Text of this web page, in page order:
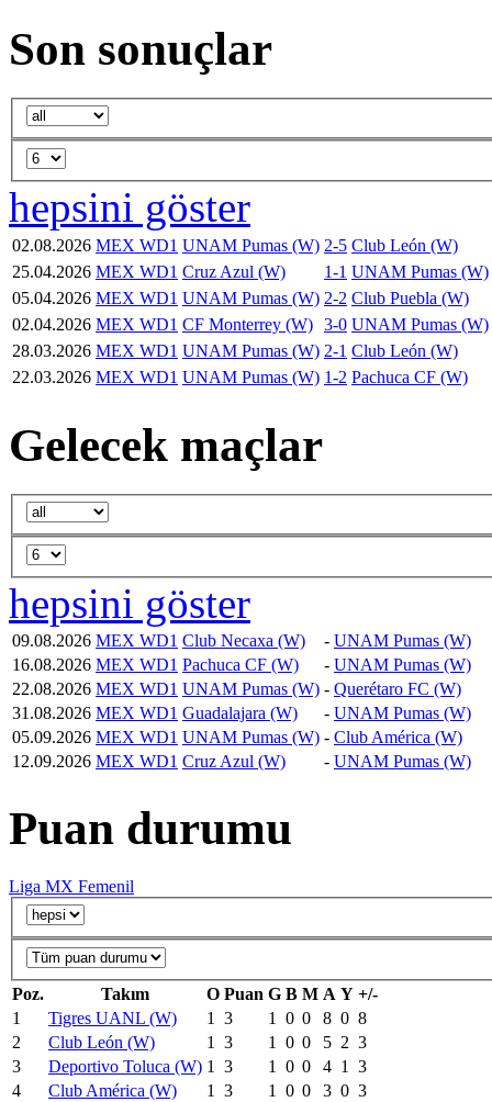
Son sonuçlar
hepsini göster
02.08.2026 MEX WD1 UNAM Pumas (W) 2-5 Club León (W)
25.04.2026 MEX WD1 Cruz Azul (W) 1-1 UNAM Pumas (W)
05.04.2026 MEX WD1 UNAM Pumas (W) 2-2 Club Puebla (W)
02.04.2026 MEX WD1 CF Monterrey (W) 3-0 UNAM Pumas (W)
28.03.2026 MEX WD1 UNAM Pumas (W) 2-1 Club León (W)
22.03.2026 MEX WD1 UNAM Pumas (W) 1-2 Pachuca CF (W)
Gelecek maçlar
hepsini göster
09.08.2026 MEX WD1 Club Necaxa (W) - UNAM Pumas (W)
16.08.2026 MEX WD1 Pachuca CF (W) - UNAM Pumas (W)
22.08.2026 MEX WD1 UNAM Pumas (W) - Querétaro FC (W)
31.08.2026 MEX WD1 Guadalajara (W) - UNAM Pumas (W)
05.09.2026 MEX WD1 UNAM Pumas (W) - Club América (W)
12.09.2026 MEX WD1 Cruz Azul (W) - UNAM Pumas (W)
Puan durumu
Liga MX Femenil
Poz. Takım O Puan G B M A Y +/-
1
Tigres UANL (W) 1 3 1 0 0 8 0 8
2
Club León (W) 1 3 1 0 0 5 2 3
3
Deportivo Toluca (W) 1 3 1 0 0 4 1
3
4
Club América (W) 1 3 1 0 0 3 0 3